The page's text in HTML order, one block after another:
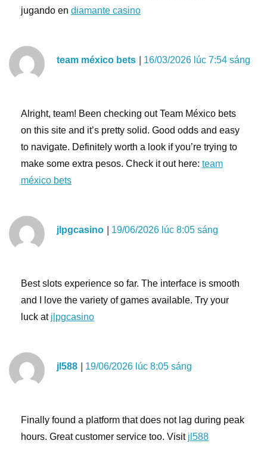
jugando en diamante casino
team méxico bets 16/03/2026 lúc 7:54 sáng
Alright, team! Been checking out Team México bets
on this site and it’s pretty solid. Good odds and easy
to navigate. Definitely worth a look if you’re trying to
make some extra pesos. Check it out here: team
méxico bets
jlpgcasino 19/06/2026 lúc 8:05 sáng
Best slots experience so far. The interface is smooth
and I love the variety of games available. Try your
luck at jlpgcasino
jl588 19/06/2026 lúc 8:05 sáng
Finally found a platform that does not lag during peak
hours. Great customer service too. Visit jl588